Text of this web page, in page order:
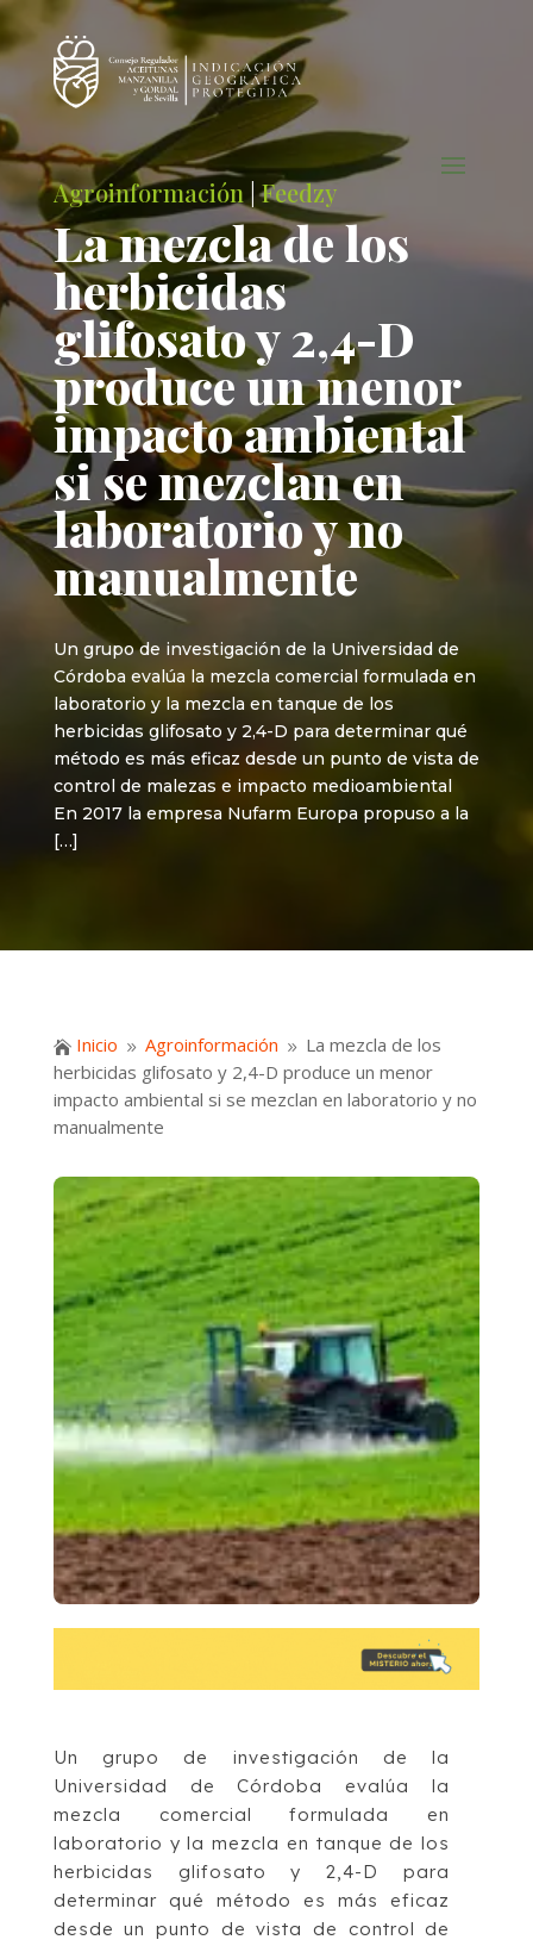
Agroinformación |Feedzy
La mezcla de los
herbicidas
glifosato y 2,4-D
produce un menor
impacto ambiental
si se mezclan en
laboratorio y no
manualmente
Un grupo de investigación de la Universidad de
Córdoba evalúa la mezcla comercial formulada en
laboratorio y la mezcla en tanque de los
herbicidas glifosato y 2,4-D para determinar qué
método es más eficaz desde un punto de vista de
control de malezas e impacto medioambiental
En 2017 la empresa Nufarm Europa propuso a la
[…]
 Inicio 9 Agroinformación 9 La mezcla de los
herbicidas glifosato y 2,4-D produce un menor
impacto ambiental si se mezclan en laboratorio y no
manualmente
Un grupo de investigación de la
Universidad de Córdoba evalúa la
mezcla comercial formulada en
laboratorio y la mezcla en tanque de los
herbicidas glifosato y 2,4-D para
determinar qué método es más eficaz
desde un punto de vista de control de